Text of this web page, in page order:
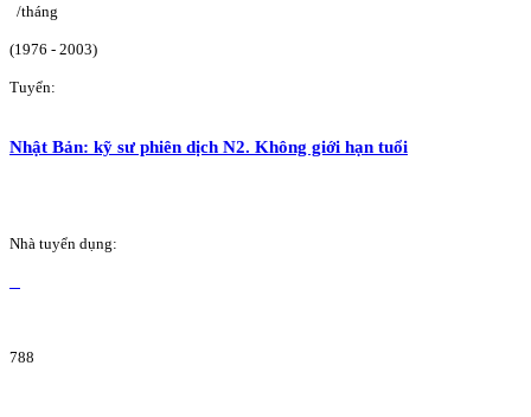
/tháng
(1976 - 2003)
Tuyển:
Nhật Bản: kỹ sư phiên dịch N2. Không giới hạn tuổi
Nhà tuyển dụng:
788